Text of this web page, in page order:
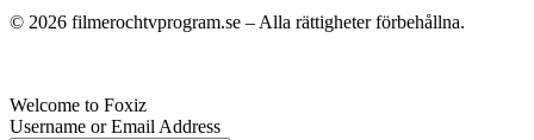
© 2026 filmerochtvprogram.se – Alla rättigheter förbehållna.
Welcome to Foxiz
Username or Email Address